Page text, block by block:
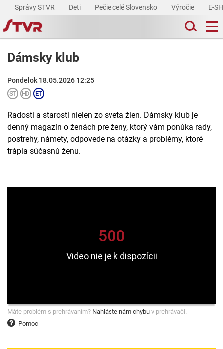
Správy STVR Deti Pečie celé Slovensko Výročie E-
Dámsky klub
Pondelok 18.05.2026 12:25
Radosti a starosti nielen zo sveta žien. Dámsky klub je
denný magazín o ženách pre ženy, ktorý vám ponúka rady,
postrehy, námety, odpovede na otázky a problémy, ktoré
trápia súčasnú ženu.
Pomoc
Máte problém s prehrávaním? Nahláste nám chybu v prehrávači.